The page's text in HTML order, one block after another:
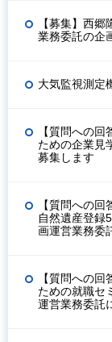
【募集】西
業務委託の企
大気監視測定
【質問への
ための企業見
募集します
【質問への
自然遺産登録
画運営業務委
【質問への
ための就職セ
運営業務委託